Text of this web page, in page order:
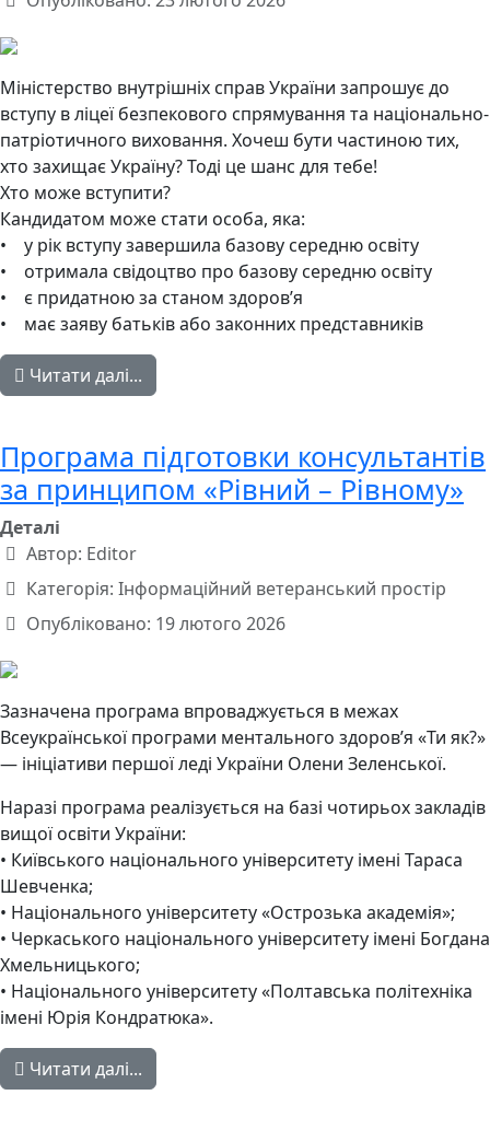
Міністерство внутрішніх справ України запрошує до
вступу в ліцеї безпекового спрямування та національно-
патріотичного виховання. Хочеш бути частиною тих,
хто захищає Україну? Тоді це шанс для тебе!
Хто може вступити?
Кандидатом може стати особа, яка:
• у рік вступу завершила базову середню освіту
• отримала свідоцтво про базову середню освіту
• є придатною за станом здоров’я
• має заяву батьків або законних представників
Читати далі...
Програма підготовки консультантів
за принципом «Рівний – Рівному»
Деталі
Автор: Editor
Категорія: Інформаційний ветеранський простір
Опубліковано: 19 лютого 2026
Зазначена програма впроваджується в межах
Всеукраїнської програми ментального здоров’я «Ти як?»
— ініціативи першої леді України Олени Зеленської.
Наразі програма реалізується на базі чотирьох закладів
вищої освіти України:
• Київського національного університету імені Тараса
Шевченка;
• Національного університету «Острозька академія»;
• Черкаського національного університету імені Богдана
Хмельницького;
• Національного університету «Полтавська політехніка
імені Юрія Кондратюка».
Читати далі...